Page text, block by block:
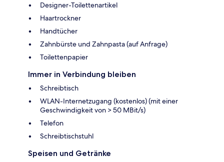
Designer-Toilettenartikel
Haartrockner
Handtücher
Zahnbürste und Zahnpasta (auf Anfrage)
Toilettenpapier
Immer in Verbindung bleiben
Schreibtisch
WLAN-Internetzugang (kostenlos) (mit einer
Geschwindigkeit von > 50 MBit/s)
Telefon
Schreibtischstuhl
Speisen und Getränke